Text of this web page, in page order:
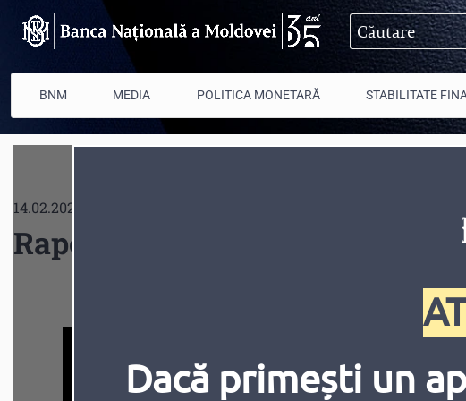
Mergi la conţinutul principal
BNM MEDIA POLITICA MONETARĂ STABILITATE
Dacă primești un
14.02.2023
Raportul asupra inflației nr. 1,